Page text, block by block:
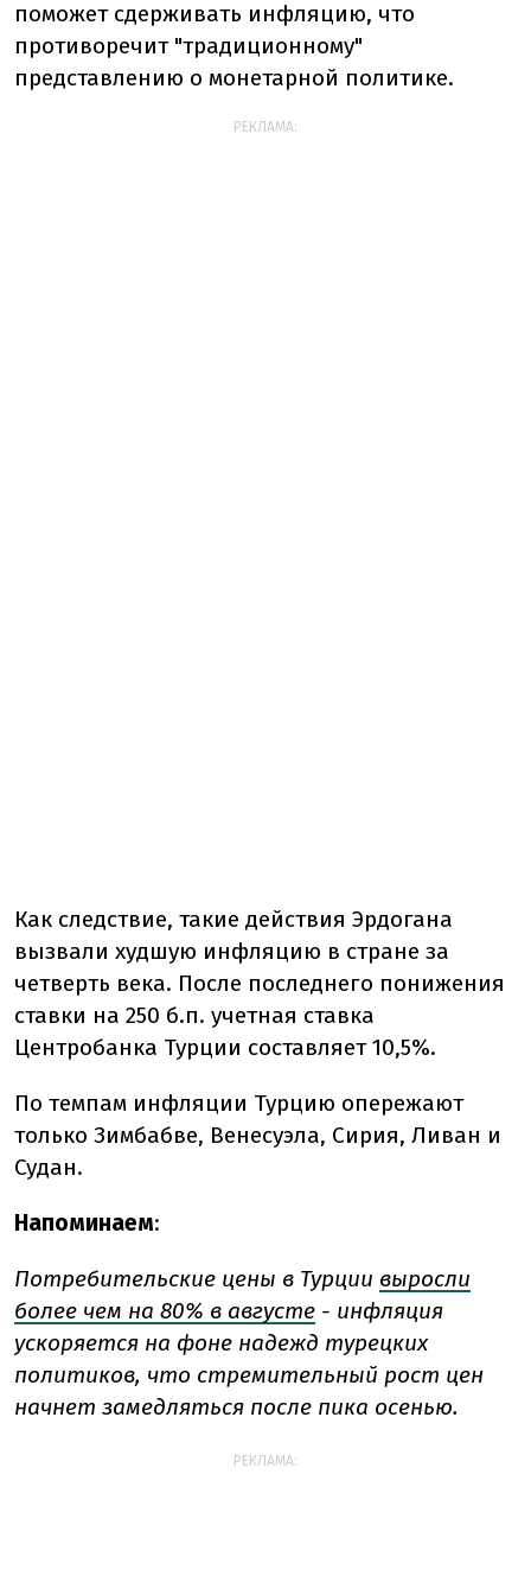
поможет сдерживать инфляцию, что
противоречит "традиционному"
представлению о монетарной политике.
РЕКЛАМА:
Как следствие, такие действия Эрдогана
вызвали худшую инфляцию в стране за
четверть века. После последнего понижения
ставки на 250 б.п. учетная ставка
Центробанка Турции составляет 10,5%.
По темпам инфляции Турцию опережают
только Зимбабве, Венесуэла, Сирия, Ливан и
Судан.
Напоминаем:
Потребительские цены в Турции выросли
более чем на 80% в августе - инфляция
ускоряется на фоне надежд турецких
политиков, что стремительный рост цен
начнет замедляться после пика осенью.
РЕКЛАМА: